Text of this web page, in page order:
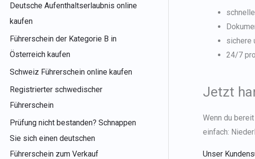
Deutsche Aufenthaltserlaubnis online
kaufen
Führerschein der Kategorie B in
Österreich kaufen
Schweiz Führerschein online kaufen
Registrierter schwedischer
Führerschein
Prüfung nicht bestanden? Schnappen
Sie sich einen deutschen
Führerschein zum Verkauf
sichere
24/7
Jetzt
Wenn du
einfach:
Unser